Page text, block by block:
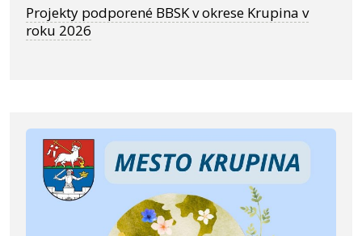
Projekty podporené BBSK v okrese Krupina v
roku 2026